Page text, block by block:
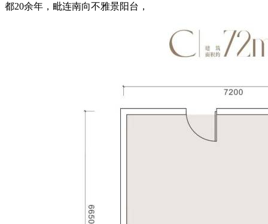
都20余年，毗连南向不雅景阳台，